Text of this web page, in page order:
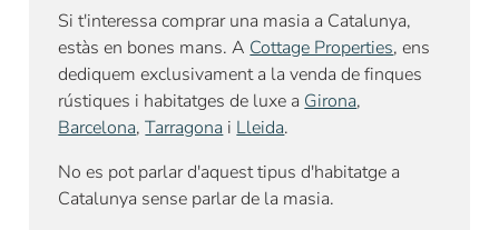
Si t'interessa comprar una masia a Catalunya,
estàs en bones mans. A Cottage Properties, ens
dediquem exclusivament a la venda de finques
rústiques i habitatges de luxe a Girona,
Barcelona,Tarragona i Lleida.
No es pot parlar d'aquest tipus d'habitatge a
Catalunya sense parlar de la masia.